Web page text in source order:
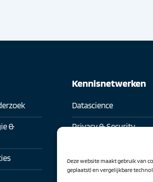
Deze website maakt gebruik van
geplaatst) en vergelijkbare
&
Kennisnetwerken
Datascience
Privacy & Security
Digitale transformatie